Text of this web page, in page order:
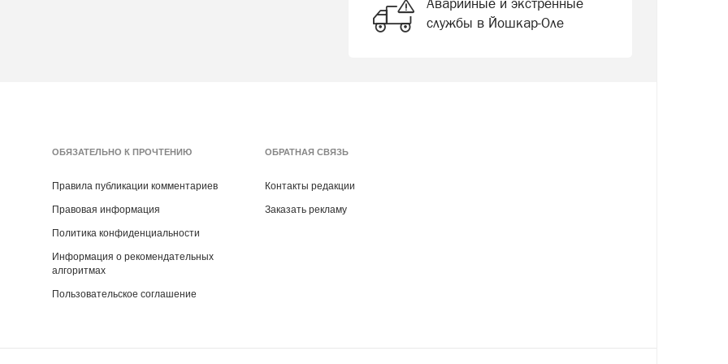
Аварийные и экстренные
службы в Йошкар-Оле
ОБЯЗАТЕЛЬНО К ПРОЧТЕНИЮ
Правила публикации комментариев
Правовая информация
Политика конфиденциальности
Информация о рекомендательных
алгоритмах
Пользовательское соглашение
ОБРАТНАЯ СВЯЗЬ
Контакты редакции
Заказать рекламу